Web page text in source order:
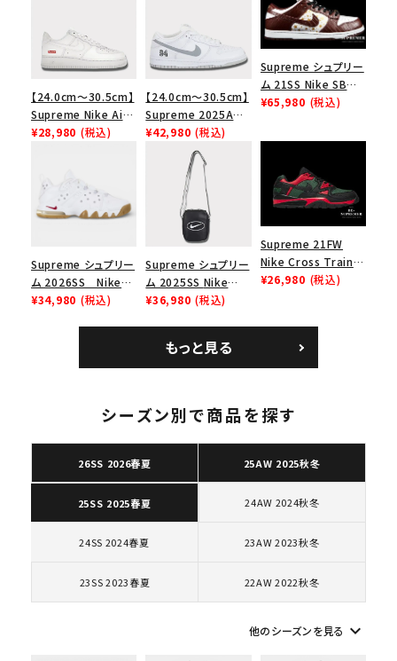
キーワードから探す
ショルダー・ウエストバッグ
ブラックスウェット
カテゴリーから探す
【24.0cm～30.5cm】
Supreme Nike Air
Force 1 Low シュプ
ューズ ホワイト
¥28,980 (税込)
【24.0cm～30.5cm】
Supreme 2025AW
Nike SB Dunk Low
ナイキ SB ダンク ロ
ー スニーカー ホワイ
¥42,980 (税込)
Supreme シュプリー
ム 21SS Nike SB
Dunk Low ナイキSB
¥65,980 (税込)
Supreme シュプリー
ム 2026SS Nike
SB Air Max 2 CB 94
¥34,980 (税込)
Supreme シュプリー
ム 2025SS Nike
Leather Shoulder
ク 黒
¥36,980 (税込)
Supreme 21FW
Nike Cross Trainer
Low ナイキクロスト
¥26,980 (税込)
もっと見る
シーズン別で商品を探す
26SS 2026春夏 25AW 2025秋冬
25SS 2025春夏 24AW 2024秋冬
24SS 2024春夏 23AW 2023秋冬
23SS 2023春夏 22AW 2022秋冬
他のシーズンを見る keyboard_arrow_down